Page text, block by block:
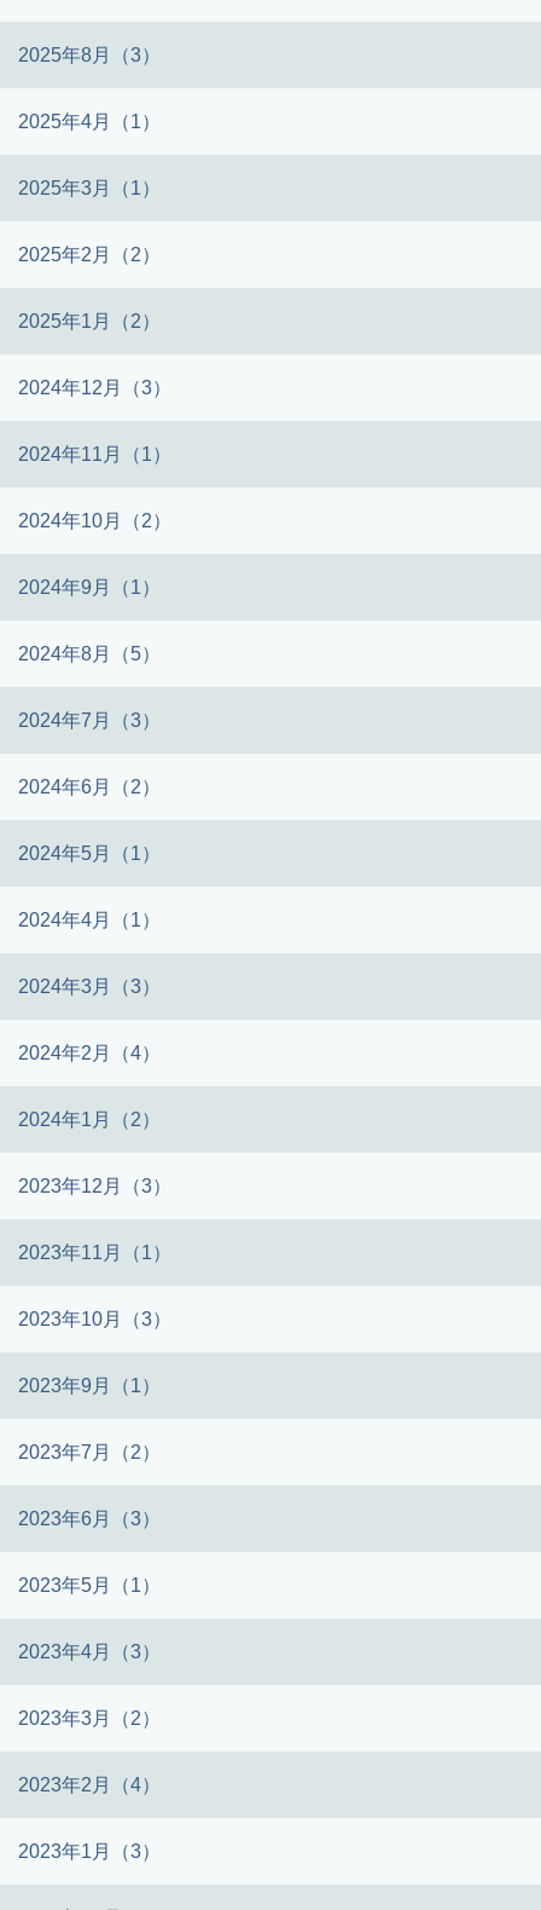
2025年8月（3）
2025年4月（1）
2025年3月（1）
2025年2月（2）
2025年1月（2）
2024年12月（3）
2024年11月（1）
2024年10月（2）
2024年9月（1）
2024年8月（5）
2024年7月（3）
2024年6月（2）
2024年5月（1）
2024年4月（1）
2024年3月（3）
2024年2月（4）
2024年1月（2）
2023年12月（3）
2023年11月（1）
2023年10月（3）
2023年9月（1）
2023年7月（2）
2023年6月（3）
2023年5月（1）
2023年4月（3）
2023年3月（2）
2023年2月（4）
2023年1月（3）